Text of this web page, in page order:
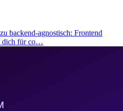
backend-agnostisch: Frontend
dich für co…